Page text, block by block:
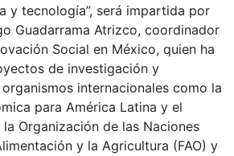
y tecnología”, será impartida por
Guadarrama Atrizco, coordinador
Social en México, quien ha
de investigación y
internacionales como la
para América Latina y el
la Organización de las Naciones
y la Agricultura (FAO) y